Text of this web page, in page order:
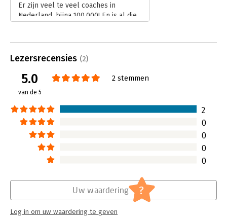
Er zijn veel te veel coaches in
Nederland, bijna 100.000! En is al die
namen de uitdaging aan, doken in de
onzin over coaching’.
Lezersrecensies (2)
5.0
van de 5
2 stemmen
2
0
0
0
0
Uw waardering ?
Log in om uw waardering te geven